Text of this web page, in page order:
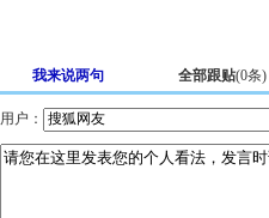
我来说两句 全部跟贴(0条)
用户：